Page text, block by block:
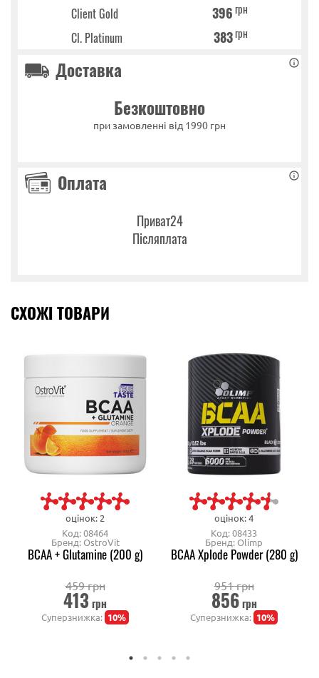
Client Gold 396грн
Cl. Platinum 383грн
Доставка
Безкоштовно
при замовленні від 1990 грн
Оплата
Приват24
Післяплата
СХОЖІ ТОВАРИ
оцінок: 2
Код: 08464
Бренд: OstroVit
BCAA + Glutamine (200 g)
459 грн
413 грн
Суперзнижка: 10%
оцінок: 4
Код: 08433
Бренд: Olimp
BCAA Xplode Powder (280 g)
951 грн
856грн
Суперзнижка: 10%